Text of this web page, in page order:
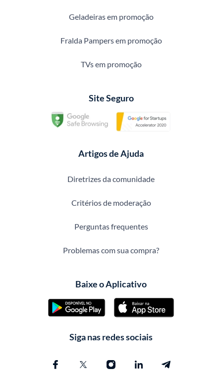
Geladeiras em promoção
Fralda Pampers em promoção
TVs em promoção
Site Seguro
Artigos de Ajuda
Diretrizes da comunidade
Critérios de moderação
Perguntas frequentes
Problemas com sua compra?
Baixe o Aplicativo
Siga nas redes sociais